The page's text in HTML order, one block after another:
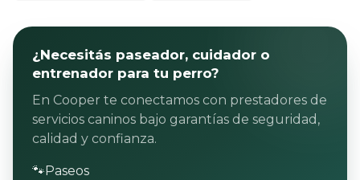
¿Necesitás paseador, cuidador o
entrenador para tu perro?
En Cooper te conectamos con prestadores de
servicios caninos bajo garantías de seguridad,
calidad y confianza.
🐾Paseos